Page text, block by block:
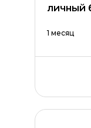
личный
1 месяц